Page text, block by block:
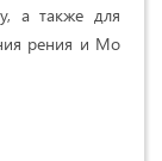
а также для
рения и Mo